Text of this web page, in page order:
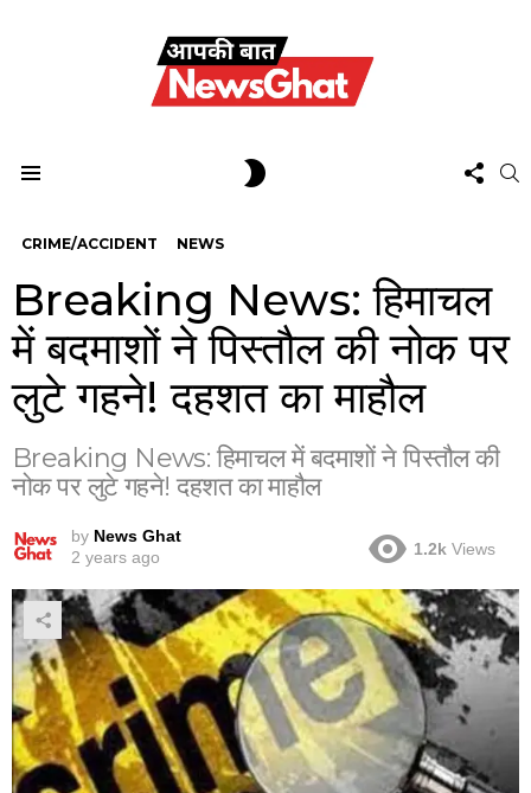
US
CRIME/ACCIDENT NEWS
Breaking News: हिमाचल
में बदमाशों ने पिस्तौल की नोक पर
लुटे गहने! दहशत का माहौल
Breaking News: हिमाचल में बदमाशों ने पिस्तौल की
नोक पर लुटे गहने! दहशत का माहौल
by News Ghat
2 years ago
1.2k Views